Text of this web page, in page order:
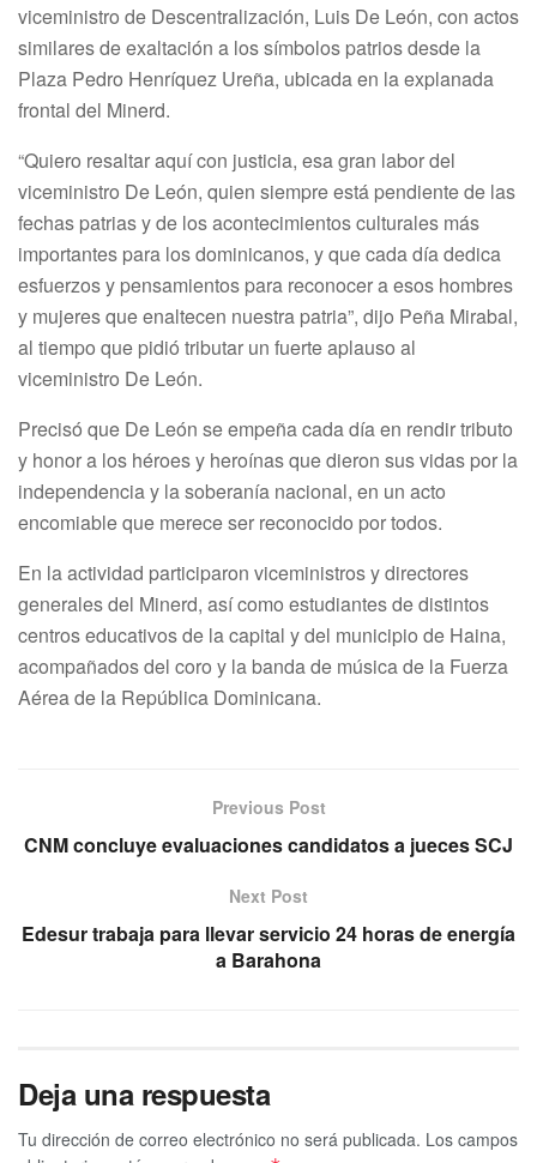
viceministro de Descentralización, Luis De León, con actos
similares de exaltación a los símbolos patrios desde la
Plaza Pedro Henríquez Ureña, ubicada en la explanada
frontal del Minerd.
“Quiero resaltar aquí con justicia, esa gran labor del
viceministro De León, quien siempre está pendiente de las
fechas patrias y de los acontecimientos culturales más
importantes para los dominicanos, y que cada día dedica
esfuerzos y pensamientos para reconocer a esos hombres
y mujeres que enaltecen nuestra patria”, dijo Peña Mirabal,
al tiempo que pidió tributar un fuerte aplauso al
viceministro De León.
Precisó que De León se empeña cada día en rendir tributo
y honor a los héroes y heroínas que dieron sus vidas por la
independencia y la soberanía nacional, en un acto
encomiable que merece ser reconocido por todos.
En la actividad participaron viceministros y directores
generales del Minerd, así como estudiantes de distintos
centros educativos de la capital y del municipio de Haina,
acompañados del coro y la banda de música de la Fuerza
Aérea de la República Dominicana.
Previous Post
CNM concluye evaluaciones candidatos a jueces SCJ
Next Post
Edesur trabaja para llevar servicio 24 horas de energía
a Barahona
Deja una respuesta
Tu dirección de correo electrónico no será publicada. Los campos